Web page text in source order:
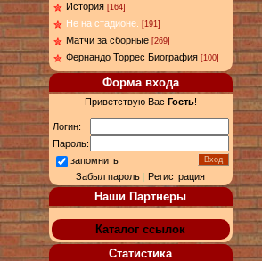
История [164]
Не на стадионе. [191]
Матчи за сборные [269]
Фернандо Торрес Биография [100]
Форма входа
Приветствую Вас Гость!
Логин:
Пароль:
запомнить
Забыл пароль |Регистрация
Наши Партнеры
Каталог ссылок
Статистика